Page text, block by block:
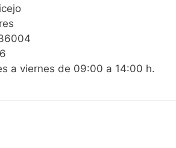
a viernes de 09:00 a 14:00 h.